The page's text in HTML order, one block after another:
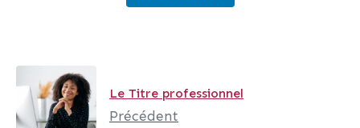
Le Titre professionnel
Précédent